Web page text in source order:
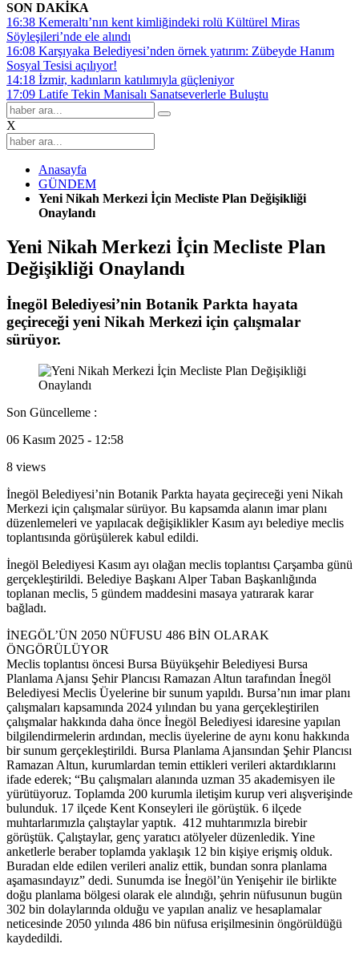
SON DAKİKA
16:38 Kemeraltı’nın kent kimliğindeki rolü Kültürel Miras
Söyleşileri’nde ele alındı
16:08 Karşıyaka Belediyesi’nden örnek yatırım: Zübeyde Hanım
Sosyal Tesisi açılıyor!
14:18 İzmir, kadınların katılımıyla güçleniyor
17:09 Latife Tekin Manisalı Sanatseverlerle Buluştu
X
Anasayfa
GÜNDEM
Yeni Nikah Merkezi İçin Mecliste Plan Değişikliği
Onaylandı
Yeni Nikah Merkezi İçin Mecliste Plan
Değişikliği Onaylandı
İnegöl Belediyesi’nin Botanik Parkta hayata
geçireceği yeni Nikah Merkezi için çalışmalar
sürüyor.
Son Güncelleme :
06 Kasım 2025 - 12:58
8 views
İnegöl Belediyesi’nin Botanik Parkta hayata geçireceği yeni Nikah
Merkezi için çalışmalar sürüyor. Bu kapsamda alanın imar planı
düzenlemeleri ve yapılacak değişiklikler Kasım ayı belediye meclis
toplantısında görüşülerek kabul edildi.
İnegöl Belediyesi Kasım ayı olağan meclis toplantısı Çarşamba günü
gerçekleştirildi. Belediye Başkanı Alper Taban Başkanlığında
toplanan meclis, 5 gündem maddesini masaya yatırarak karar
bağladı.
İNEGÖL’ÜN 2050 NÜFUSU 486 BİN OLARAK
ÖNGÖRÜLÜYOR
Meclis toplantısı öncesi Bursa Büyükşehir Belediyesi Bursa
Planlama Ajansı Şehir Plancısı Ramazan Altun tarafından İnegöl
Belediyesi Meclis Üyelerine bir sunum yapıldı. Bursa’nın imar planı
çalışmaları kapsamında 2024 yılından bu yana gerçekleştirilen
çalışmalar hakkında daha önce İnegöl Belediyesi idaresine yapılan
bilgilendirmelerin ardından, meclis üyelerine de aynı konu hakkında
bir sunum gerçekleştirildi. Bursa Planlama Ajansından Şehir Plancısı
Ramazan Altun, kurumlardan temin ettikleri verileri aktardıklarını
ifade ederek; “Bu çalışmaları alanında uzman 35 akademisyen ile
yürütüyoruz. Toplamda 200 kurumla iletişim kurup veri alışverişinde
bulunduk. 17 ilçede Kent Konseyleri ile görüştük. 6 ilçede
muhtarlarımızla çalıştaylar yaptık. 412 muhtarımızla birebir
görüştük. Çalıştaylar, genç yaratıcı atölyeler düzenledik. Yine
anketlerle beraber toplamda yaklaşık 12 bin kişiye erişmiş olduk.
Buradan elde edilen verileri analiz ettik, bundan sonra planlama
aşamasındayız” dedi. Sunumda ise İnegöl’ün Yenişehir ile birlikte
doğu planlama bölgesi olarak ele alındığı, şehrin nüfusunun bugün
302 bin dolaylarında olduğu ve yapılan analiz ve hesaplamalar
neticesinde 2050 yılında 486 bin nüfusa erişilmesinin öngörüldüğü
kaydedildi.